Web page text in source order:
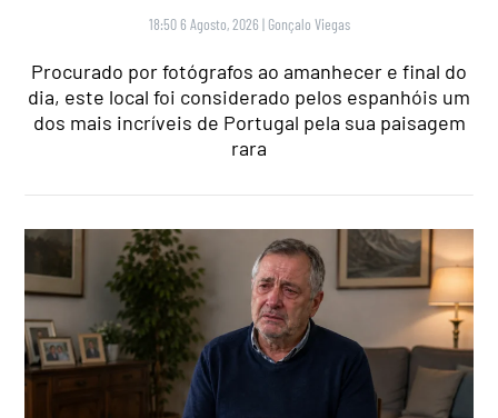
18:50 6 Agosto, 2026 | Gonçalo Viegas
Procurado por fotógrafos ao amanhecer e final do
dia, este local foi considerado pelos espanhóis um
dos mais incríveis de Portugal pela sua paisagem
rara